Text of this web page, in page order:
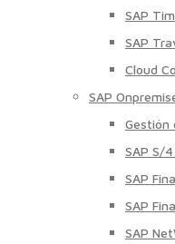
SAP
SAP
Cloud
SAP
Gestión
SAP S/
SAP
SAP
SAP